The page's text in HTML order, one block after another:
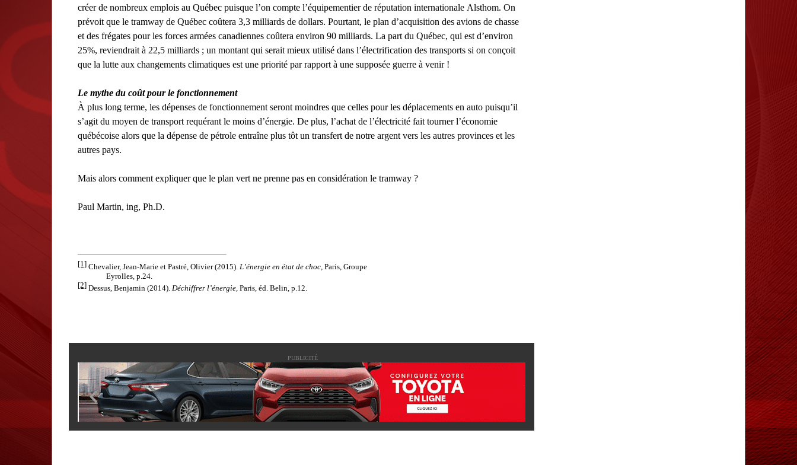
créer de nombreux emplois au Québec puisque l’on compte l’équipementier de réputation internationale Alsthom. On
prévoit que le tramway de Québec coûtera 3,3 milliards de dollars. Pourtant, le plan d’acquisition des avions de chasse
et des frégates pour les forces armées canadiennes coûtera environ 90 milliards. La part du Québec, qui est d’environ
25%, reviendrait à 22,5 milliards ; un montant qui serait mieux utilisé dans l’électrification des transports si on conçoit
que la lutte aux changements climatiques est une priorité par rapport à une supposée guerre à venir !
Le mythe du coût pour le fonctionnement
À plus long terme, les dépenses de fonctionnement seront moindres que celles pour les déplacements en auto puisqu’il
s’agit du moyen de transport requérant le moins d’énergie. De plus, l’achat de l’électricité fait tourner l’économie
québécoise alors que la dépense de pétrole entraîne plus tôt un transfert de notre argent vers les autres provinces et les
autres pays.
Mais alors comment expliquer que le plan vert ne prenne pas en considération le tramway ?
Paul Martin, ing, Ph.D.
[1] Chevalier, Jean-Marie et Pastré, Olivier (2015). L’énergie en état de choc, Paris, Groupe
Eyrolles, p.24.
[2] Dessus, Benjamin (2014). Déchiffrer l’énergie, Paris, éd. Belin, p.12.
PUBLICITÉ